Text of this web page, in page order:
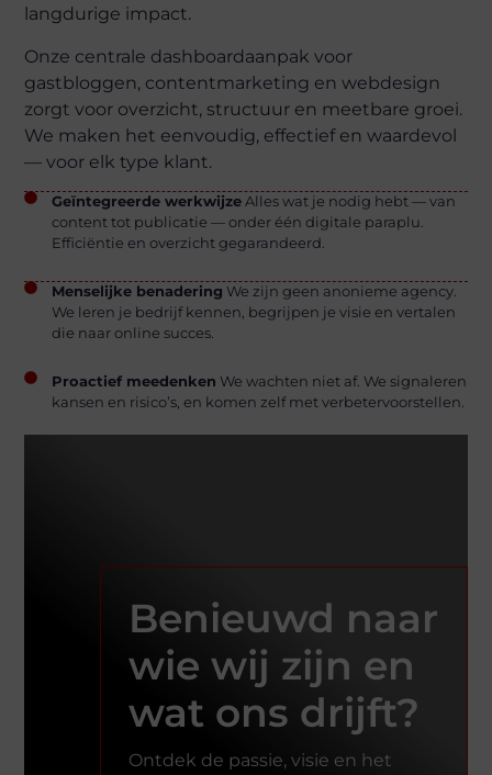
langdurige impact.
Onze centrale dashboardaanpak voor
gastbloggen, contentmarketing en webdesign
zorgt voor overzicht, structuur en meetbare groei.
We maken het eenvoudig, effectief en waardevol
— voor elk type klant.
Geïntegreerde werkwijze Alles wat je nodig hebt — van
content tot publicatie — onder één digitale paraplu.
Efficiëntie en overzicht gegarandeerd.
Menselijke benadering We zijn geen anonieme agency.
We leren je bedrijf kennen, begrijpen je visie en vertalen
die naar online succes.
Proactief meedenken We wachten niet af. We signaleren
kansen en risico’s, en komen zelf met verbetervoorstellen.
Benieuwd naar
wie wij zijn en
wat ons drijft?
Ontdek de passie, visie en het